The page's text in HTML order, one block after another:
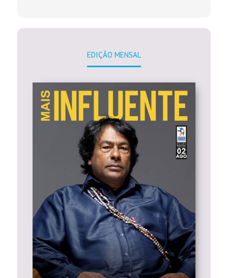
EDIÇÃO MENSAL